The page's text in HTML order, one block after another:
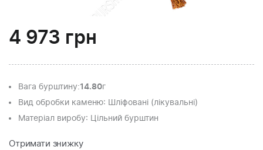
4 973 грн
Вага бурштину:14.80г
Вид обробки каменю: Шліфовані (лікувальні)
Матеріал виробу: Цільний бурштин
Отримати знижку